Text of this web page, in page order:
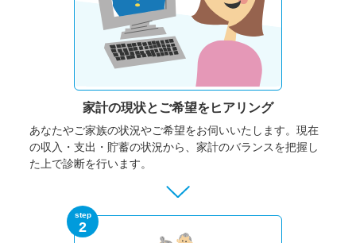
家計の現状と ご希望をヒアリング
あなたやご家族の状況やご希望をお伺いいたします。 現在
の収入・支出・貯蓄の状況から、家計のバランスを把握し
た上で診断を行います。
step
2